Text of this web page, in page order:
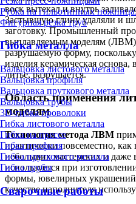
Рубка на гильотинных
Фигурная резка труб
Гибка металла
Вальцовка листового металла
Вальцовка профиля
Вальцовка пруткового металла
Вальцовка трубы
3D-гибка проволоки
Гибка листового металла
Гибка на прессе
Гибка профиля
Гибка пруткового металла
Гибка трубы
Сварочные работы
воск вытекал и внутрь
Застывшую глину удаляли и
заготовку. Промышленный
выплавляемым моделям (ЛВМ),
разрушаемую форму,
изделия керамическая
литье, разрушается.
Область применения
моделям
Технология метода ЛВМ
практически повсеместно,
небольших мастерских и
используется при
формы, ювелирных
качестве наполнителя